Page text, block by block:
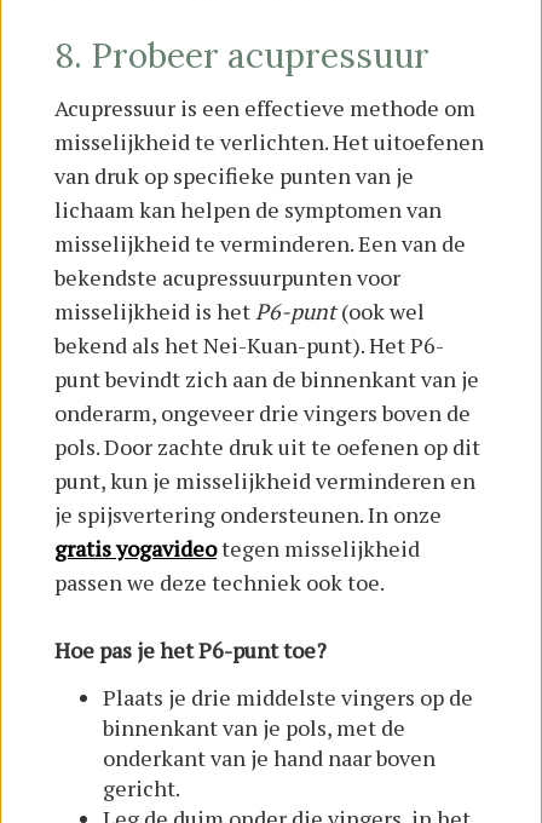
8. Probeer acupressuur
Acupressuur is een effectieve methode om
misselijkheid te verlichten. Het uitoefenen
van druk op specifieke punten van je
lichaam kan helpen de symptomen van
misselijkheid te verminderen. Een van de
bekendste acupressuurpunten voor
misselijkheid is hetP6-punt(ook wel
bekend als het Nei-Kuan-punt). Het P6-
punt bevindt zich aan de binnenkant van je
onderarm, ongeveer drie vingers boven de
pols. Door zachte druk uit te oefenen op dit
punt, kun je misselijkheid verminderen en
je spijsvertering ondersteunen. In onze
gratis yogavideotegen misselijkheid
passen we deze techniek ook toe.
Hoe pas je het P6-punt toe?
Plaats je drie middelste vingers op de
binnenkant van je pols, met de
onderkant van je hand naar boven
gericht.